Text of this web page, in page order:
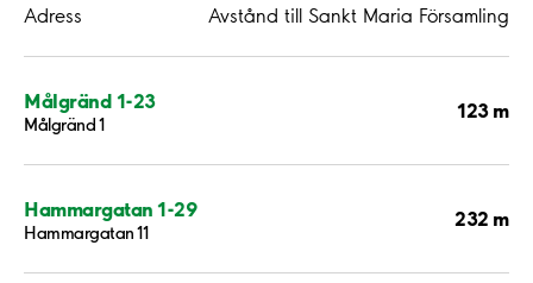
Adress Avstånd till Sankt Maria Församling
Målgränd 1-23
Målgränd 1
123 m
Hammargatan 1-29
Hammargatan 11
232 m